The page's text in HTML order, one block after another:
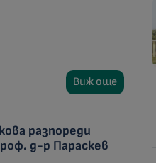
Виж още
разпореди
д-р Параскев